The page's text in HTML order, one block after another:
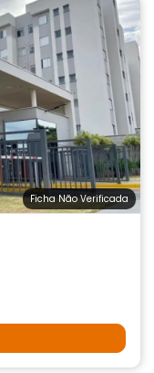
Ficha Não Verificada